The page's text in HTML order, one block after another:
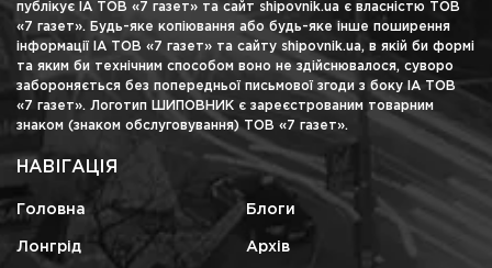
публікує ІА ТОВ «7 газет» та сайт shipovnik.ua є власністю ТОВ
«7 газет». Будь-яке копіювання або будь-яке інше поширення
інформації ІА ТОВ «7 газет» та сайту shipovnik.ua, в якій би формі
та яким би технічним способом воно не здійснювалося, суворо
забороняється без попередньої письмової згоди з боку ІА ТОВ
«7 газет». Логотип ШИПОВНИК є зареєстрованим товарним
знаком (знаком обслуговування) ТОВ «7 газет».
НАВІГАЦІЯ
Головна Блоги
Лонгрід Архів